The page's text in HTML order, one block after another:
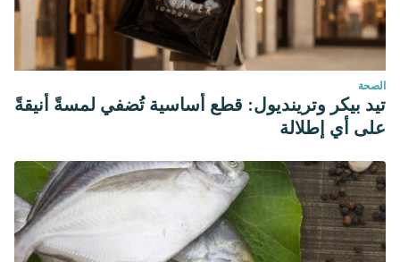
Mavrich, H. (2007). Diuréticos del asa y ototoxicidad. Actas
Urologicas Espanolas.
الصحة
تيد بيكر وترينديول: قطع أساسية تُضفي لمسةً أنيقةً
على أي إطلالة